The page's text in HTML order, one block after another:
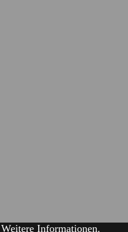
Weitere Informationen.